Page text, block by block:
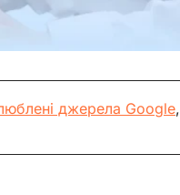
джерела Google